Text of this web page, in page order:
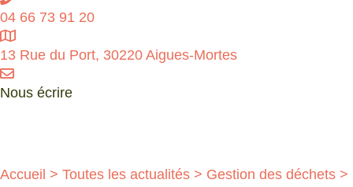
04 66 73 91 20
13 Rue du Port, 30220 Aigues-Mortes
Nous écrire
Accueil > Toutes les actualités > Gestion des déchets >